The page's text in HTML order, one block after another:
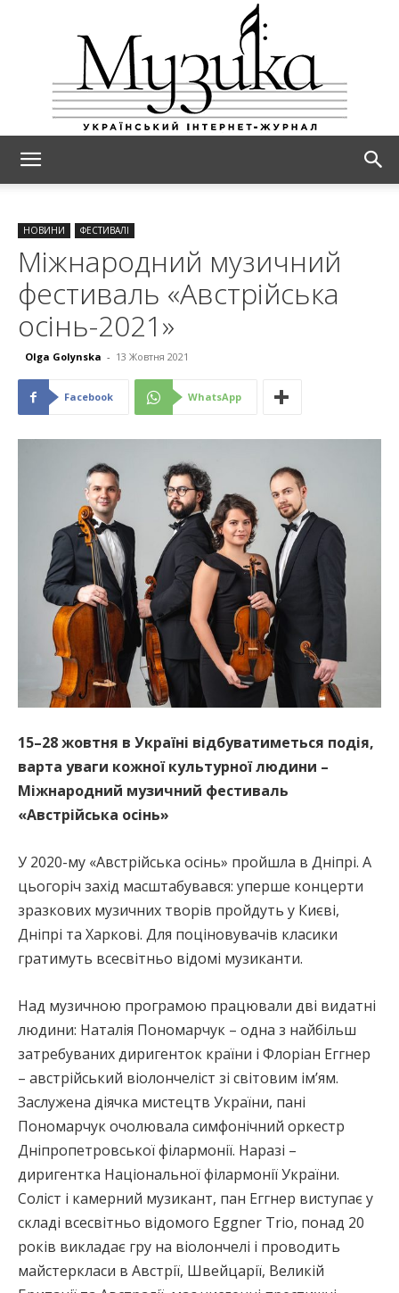
НОВИНИ ФЕСТИВАЛІ
Міжнародний музичний
фестиваль «Австрійська
осінь-2021»
Olga Golynska - 13 Жовтня 2021
Facebook WhatsApp
15–28 жовтня в Україні відбуватиметься подія,
варта уваги кожної культурної людини –
Міжнародний музичний фестиваль
«Австрійська осінь»
У 2020-му «Австрійська осінь» пройшла в Дніпрі. А
цьогоріч захід масштабувався: уперше концерти
зразкових музичних творів пройдуть у Києві,
Дніпрі та Харкові. Для поціновувачів класики
гратимуть всесвітньо відомі музиканти.
Над музичною програмою працювали дві видатні
людини: Наталія Пономарчук – одна з найбільш
затребуваних диригенток країни і Флоріан Еггнер
– австрійський віолончеліст зі світовим ім’ям.
Заслужена діячка мистецтв України, пані
Пономарчук очолювала симфонічний оркестр
Дніпропетровської філармонії. Наразі –
диригентка Національної філармонії України.
Соліст і камерний музикант, пан Еггнер виступає у
складі всесвітньо відомого Eggner Trio, понад 20
років викладає гру на віолончелі і проводить
майстеркласи в Австрії, Швейцарії, Великій